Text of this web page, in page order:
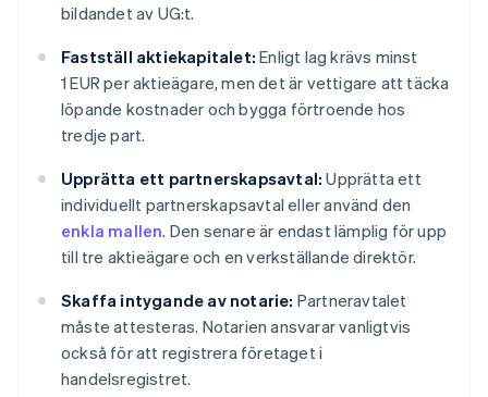
bildandet av UG:t.
Fastställ aktiekapitalet: Enligt lag krävs minst
1 EUR per aktieägare, men det är vettigare att täcka
löpande kostnader och bygga förtroende hos
tredje part.
Upprätta ett partnerskapsavtal: Upprätta ett
individuellt partnerskapsavtal eller använd den
enkla mallen. Den senare är endast lämplig för upp
till tre aktieägare och en verkställande direktör.
Skaffa intygande av notarie: Partneravtalet
måste attesteras. Notarien ansvarar vanligtvis
också för att registrera företaget i
handelsregistret.